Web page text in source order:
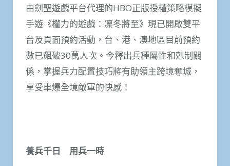
由劍聖遊戲平台代理的HBO正版授權策略模擬
手遊《權力的遊戲：凜冬將至》現已開啟雙平
台及頁面預約活動，台、港、澳地區目前預約
數已飆破30萬人次。今釋出兵種屬性和剋制關
係，掌握兵力配置技巧將有助領主跨境奪城，
享受車爆全境敵軍的快感！
養兵千日 用兵一時